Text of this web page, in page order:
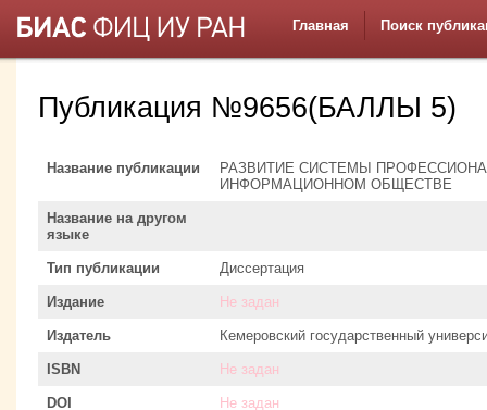
Главная Поиск
Публикация №9656(БАЛЛЫ 5)
Название публикации
РАЗВИТИЕ СИСТЕМЫ
ИНФОРМАЦИОННОМ ОБЩЕСТВЕ
Название на другом
языке
Тип публикации Диссертация
Издание Не задан
Издатель Кемеровский государственный
ISBN Не задан
DOI Не задан